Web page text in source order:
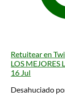
Retuitear en
LOS MEJORES
16 Jul
Desahuciado